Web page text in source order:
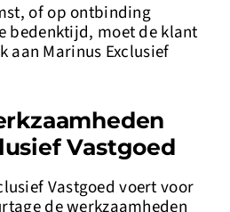
of op ontbinding
bedenktijd, moet de klant
Marinus Exclusief
Vastgoed
Vastgoed voert voor
de werkzaamheden